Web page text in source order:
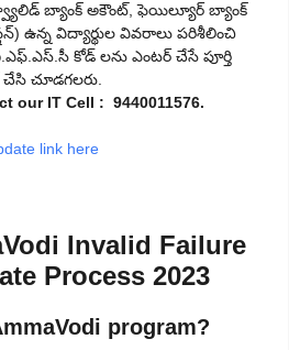
బ్యాంక్ అకౌంట్, ఫెయిల్యూర్ బ్యాంక్
ఉన్న విద్యార్థుల వివరాలు పరిశీలించి
కోడ్ లను ఎంటర్ చేసే పూర్తి
చేసి చూడగలరు.
our IT Cell : 9440011576.
link here
Invalid Failure
Process 2023
program?